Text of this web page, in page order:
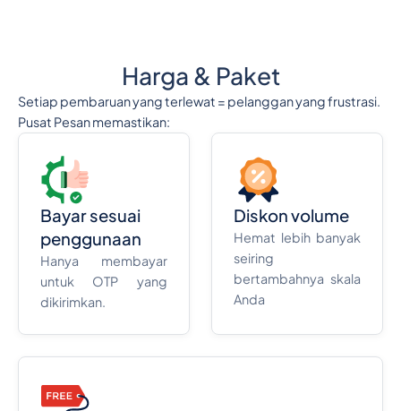
Harga & Paket
Setiap pembaruan yang terlewat = pelanggan yang frustrasi.
Pusat Pesan memastikan:
Bayar sesuai
penggunaan
Hanya membayar
untuk OTP yang
dikirimkan.
Diskon volume
Hemat lebih banyak
seiring
bertambahnya skala
Anda